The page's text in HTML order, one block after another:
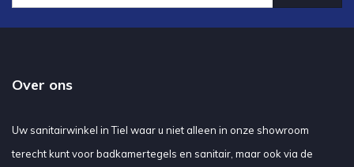
Over ons
Uw sanitairwinkel in Tiel waar u niet alleen in onze showroom
terecht kunt voor badkamertegels en sanitair, maar ook via de